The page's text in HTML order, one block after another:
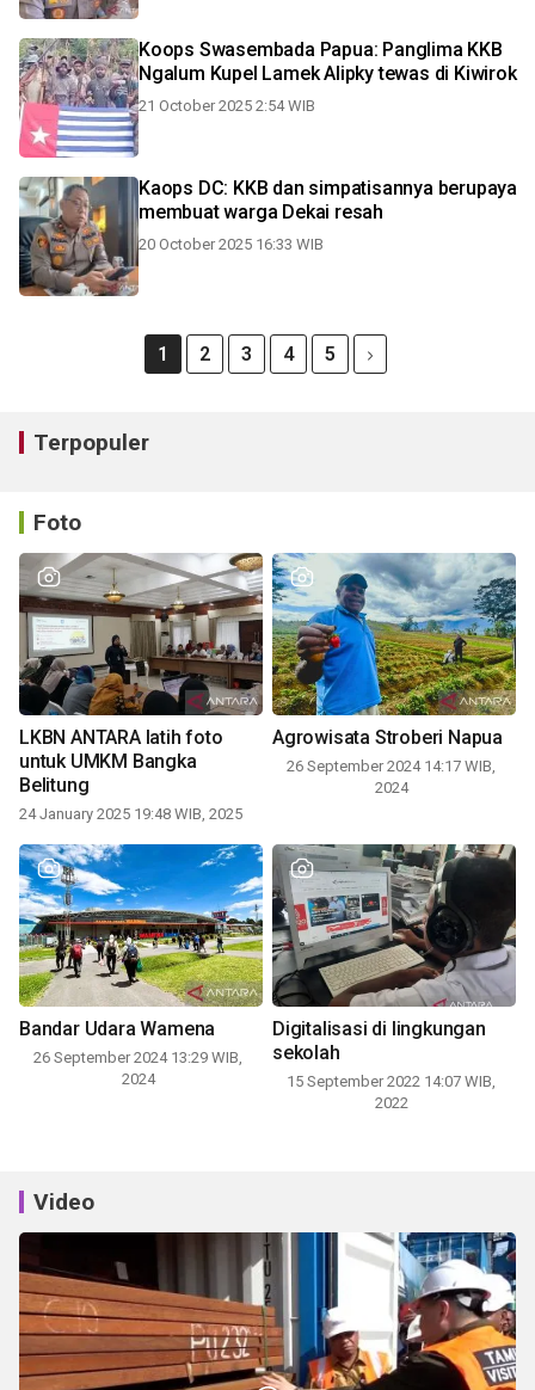
Koops Swasembada Papua: Panglima KKB
Ngalum Kupel Lamek Alipky tewas di Kiwirok
21 October 2025 2:54 WIB
Kaops DC: KKB dan simpatisannya berupaya
membuat warga Dekai resah
20 October 2025 16:33 WIB
1 2 3 4 5
Terpopuler
Foto
LKBN ANTARA latih foto
untuk UMKM Bangka
Belitung
24 January 2025 19:48 WIB, 2025
Agrowisata Stroberi Napua
26 September 2024 14:17 WIB,
2024
Bandar Udara Wamena
26 September 2024 13:29 WIB,
2024
Digitalisasi di lingkungan
sekolah
15 September 2022 14:07 WIB,
2022
Video